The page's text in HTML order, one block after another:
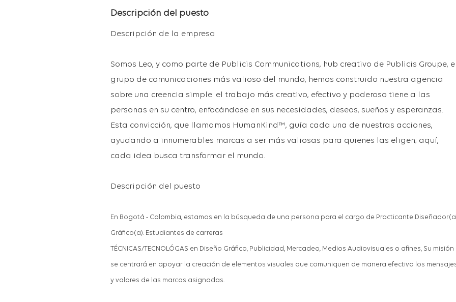
Descripción del puesto
Descripción de la empresa
Somos Leo, y como parte de Publicis Communications, hub creativo de Publicis Groupe,
grupo de comunicaciones más valioso del mundo, hemos construido nuestra agencia
sobre una creencia simple: el trabajo más creativo, efectivo y poderoso tiene a las
personas en su centro, enfocándose en sus necesidades, deseos, sueños y esperanzas.
Esta convicción, que llamamos HumanKind™, guía cada una de nuestras acciones,
ayudando a innumerables marcas a ser más valiosas para quienes las eligen; aquí,
cada idea busca transformar el mundo.
Descripción del puesto
En Bogotá - Colombia, estamos en la búsqueda de una persona para el cargo de Practicante
Gráfico(a). Estudiantes de carreras
TÉCNICAS/TECNOLÓGAS en Diseño Gráfico, Publicidad, M ercadeo, Medios Audiovisuales o afines, Su misión
se centrará en apoyar la creación de elementos visuales que comuniquen de manera efectiva los
y valores de las marcas asignadas.